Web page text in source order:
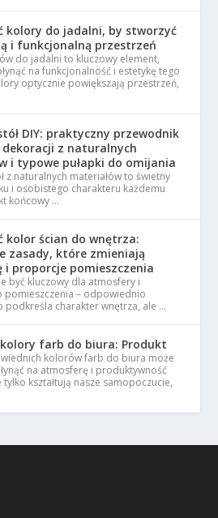
kolory do jadalni, by stworzyć
i funkcjonalną przestrzeń
do jadalni to kluczowy element,
na funkcjonalność i estetykę tego
optycznie powiększają przestrzeń,
DIY: praktyczny przewodnik
z naturalnych
i typowe pułapki do omijania
z naturalnych materiałów to świetny
i osobistego charakteru każdemu
końcowy …
kolor ścian do wnętrza:
zasady, które zmieniają
proporcje pomieszczenia
być kluczowy dla atmosfery i
pomieszczenia – odpowiednio
podkreśla charakter wnętrza, ale …
farb do biura: Produkt
kolorów farb do biura może
na atmosferę i produktywność
kształtują nasze samopoczucie,